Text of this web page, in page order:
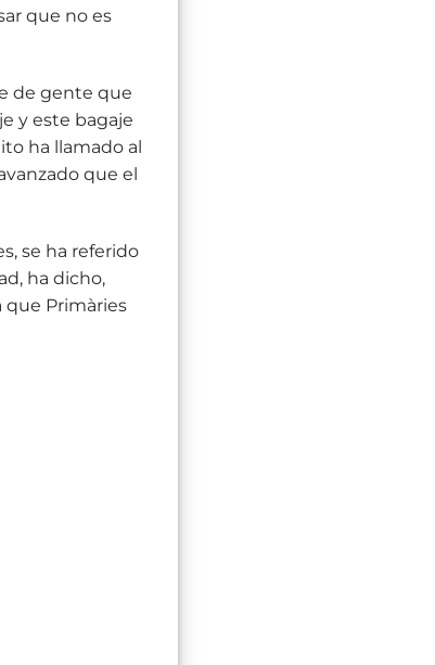
que no es
de gente que
y este bagaje
ha llamado al
que el
se ha referido
ha dicho,
Primàries